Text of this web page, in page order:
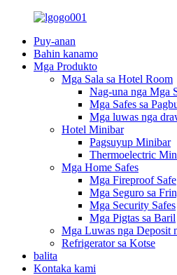
Puy-anan
Bahin kanamo
Mga Produkto
Mga Sala sa Hotel Room
Nag-una nga Mga
Mga Safes sa
Mga luwas nga
Hotel Minibar
Pagsuyup Minibar
Thermoelectric
Mga Home Safes
Mga Fireproof Safe
Mga Seguro sa
Mga Security Safes
Mga Pigtas sa Baril
Mga Luwas nga Deposit
Refrigerator sa Kotse
balita
Kontaka kami